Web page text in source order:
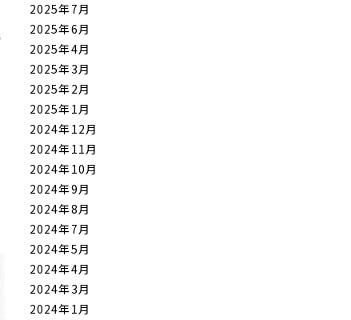
2025年7月
2025年6月
2025年4月
2025年3月
2025年2月
2025年1月
2024年12月
2024年11月
2024年10月
2024年9月
2024年8月
2024年7月
2024年5月
2024年4月
2024年3月
2024年1月